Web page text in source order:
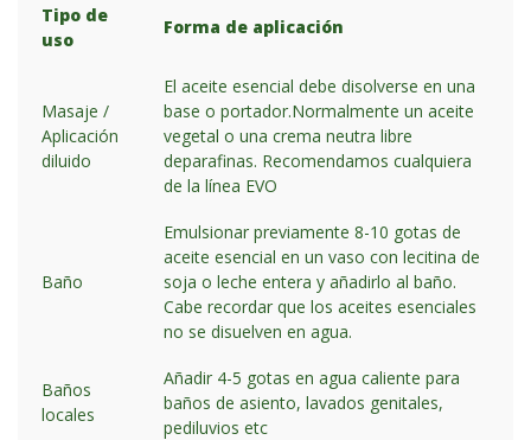
Tipo de
uso
Forma de aplicación
Masaje /
Aplicación
diluido
El aceite esencial debe disolverse en una
base o portador.Normalmente un aceite
vegetal o una crema neutra libre
deparafinas. Recomendamos cualquiera
de la línea EVO
Baño
Emulsionar previamente 8-10 gotas de
aceite esencial en un vaso con lecitina de
soja o leche entera y añadirlo al baño.
Cabe recordar que los aceites esenciales
no se disuelven en agua.
Baños
locales
Añadir 4-5 gotas en agua caliente para
baños de asiento, lavados genitales,
pediluvios etc